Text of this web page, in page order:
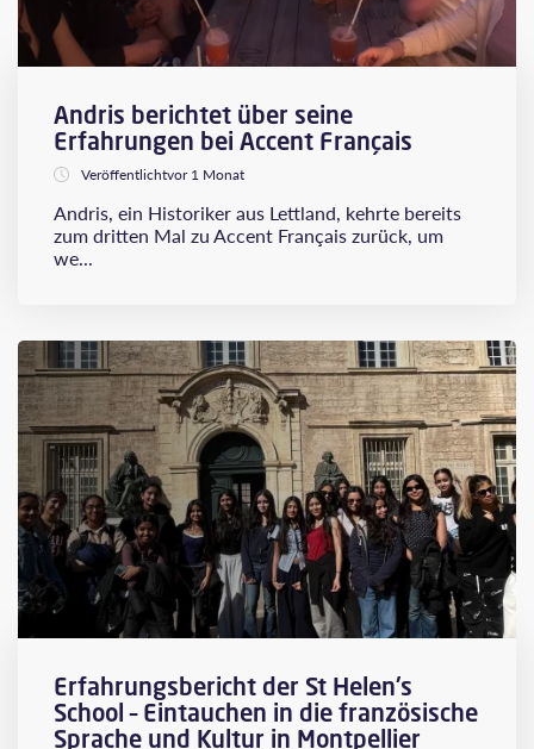
Andris berichtet über seine
Erfahrungen bei Accent Français
Veröffentlichtvor 1 Monat
Andris, ein Historiker aus Lettland, kehrte bereits
zum dritten Mal zu Accent Français zurück, um
we...
Erfahrungsbericht der St Helen's
School – Eintauchen in die französische
Sprache und Kultur in Montpellier